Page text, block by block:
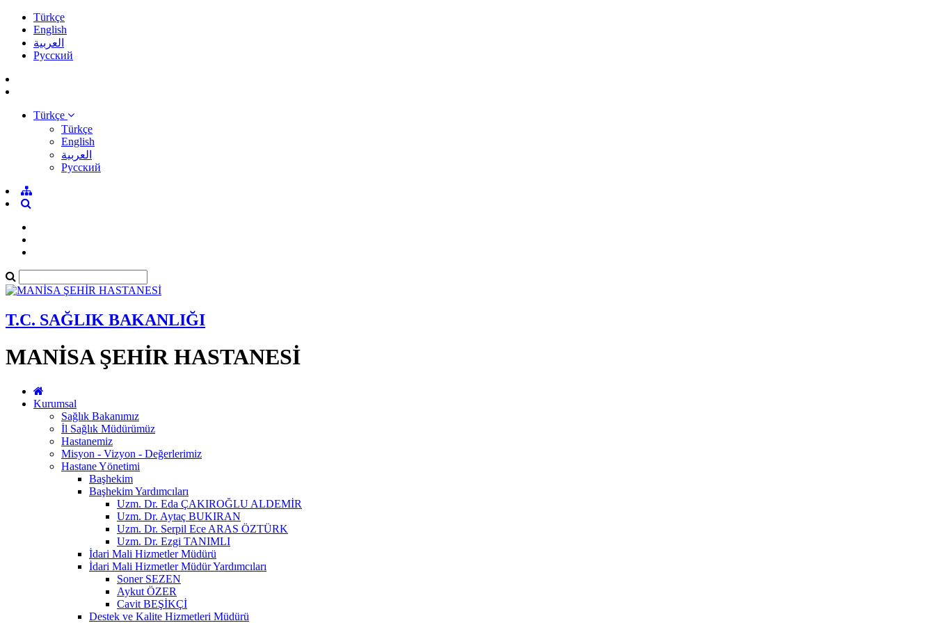
Türkçe
English
العربية
Pусский
Türkçe
Türkçe
English
العربية
Pусский
T.C. SAĞLIK BAKANLIĞI
MANİSA ŞEHİR HASTANESİ
Kurumsal
Sağlık Bakanımız
İl Sağlık Müdürümüz
Hastanemiz
Misyon - Vizyon - Değerlerimiz
Hastane Yönetimi
Başhekim
Başhekim Yardımcıları
Uzm. Dr. Eda ÇAKIROĞLU ALDEMİR
Uzm. Dr. Aytaç BUKIRAN
Uzm. Dr. Serpil Ece ARAS ÖZTÜRK
Uzm. Dr. Ezgi TANIMLI
İdari Mali Hizmetler Müdürü
İdari Mali Hizmetler Müdür Yardımcıları
Soner SEZEN
Aykut ÖZER
Cavit BEŞİKÇİ
Destek ve Kalite Hizmetleri Müdürü